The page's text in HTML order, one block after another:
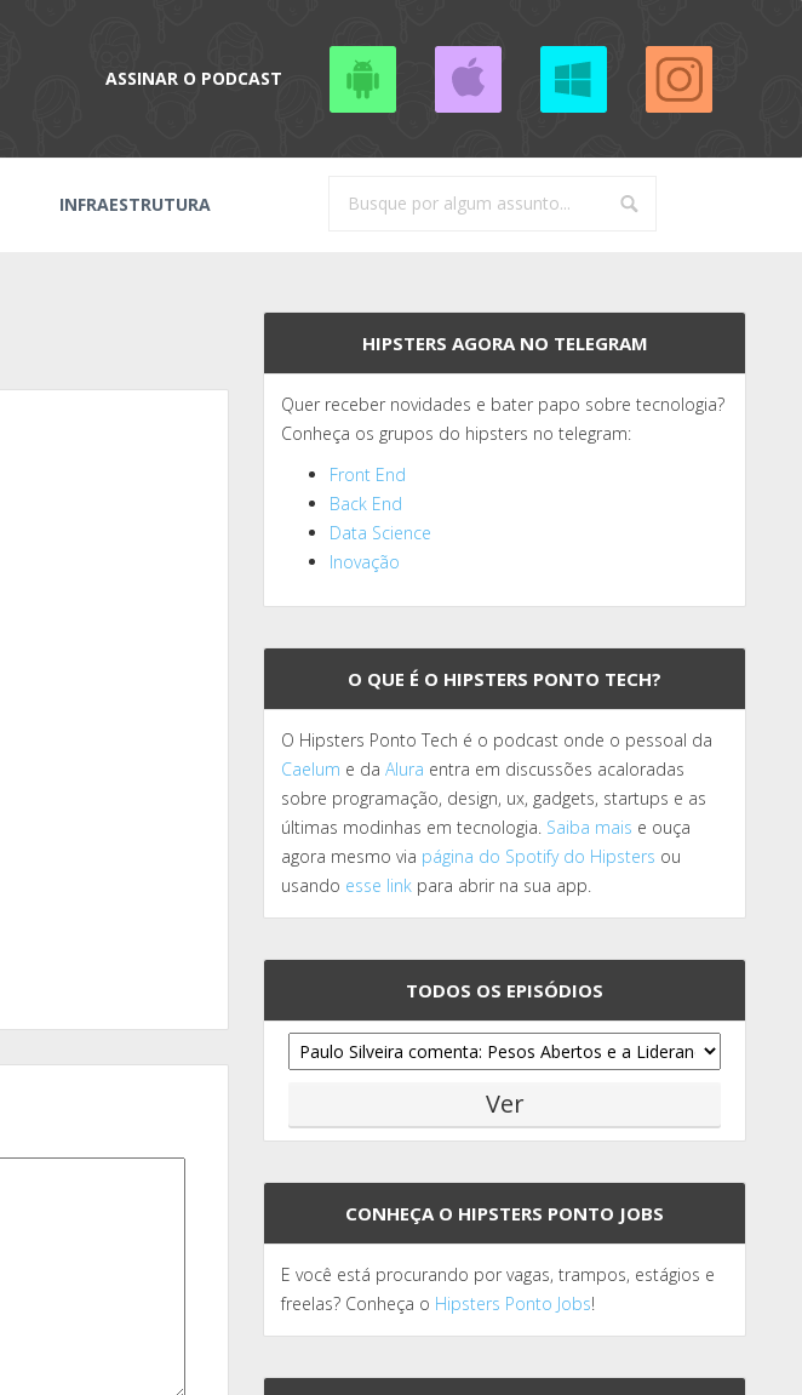
ASSINAR O PODCAST
INFRAESTRUTURA
HIPSTERS AGORA NO TELEGRAM
Quer receber novidades e bater papo sobre tecnologia?
Conheça os grupos do hipsters no telegram:
Front End
Back End
Data Science
Inovação
O QUE É O HIPSTERS PONTO TECH?
O Hipsters Ponto Tech é o podcast onde o pessoal da
Caelum e daAlura entra em discussões acaloradas
sobre programação, design, ux, gadgets, startups e as
últimas modinhas em tecnologia. Saiba mais e ouça
agora mesmo via página do Spotify do Hipsters ou
usando esse link para abrir na sua app.
TODOS OS EPISÓDIOS
CONHEÇA O HIPSTERS PONTO JOBS
E você está procurando por vagas, trampos, estágios e
freelas? Conheça o Hipsters Ponto Jobs!